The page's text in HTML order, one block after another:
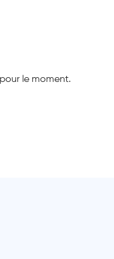
le moment.